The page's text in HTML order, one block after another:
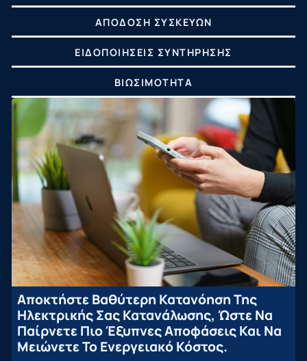
ΑΠΌΔΟΣΗ ΣΥΣΚΕΥΏΝ
ΕΙΔΟΠΟΙΉΣΕΙΣ ΣΥΝΤΉΡΗΣΗΣ
ΒΙΩΣΙΜΌΤΗΤΑ
Αποκτήστε Βαθύτερη Κατανόηση Της
Ηλεκτρικής Σας Κατανάλωσης, Ώστε Να
Παίρνετε Πιο Έξυπνες Αποφάσεις Και Να
Μειώνετε Το Ενεργειακό Κόστος.